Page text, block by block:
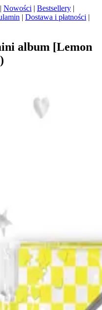
| Nowości | Bestsellery |
| Dostawa i płatności |
album [Lemon